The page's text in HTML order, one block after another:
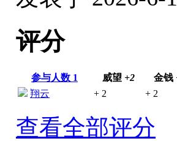
评分
参与人数 1 威望 +2 金钱
翔云
+ 2 + 2
查看全部评分